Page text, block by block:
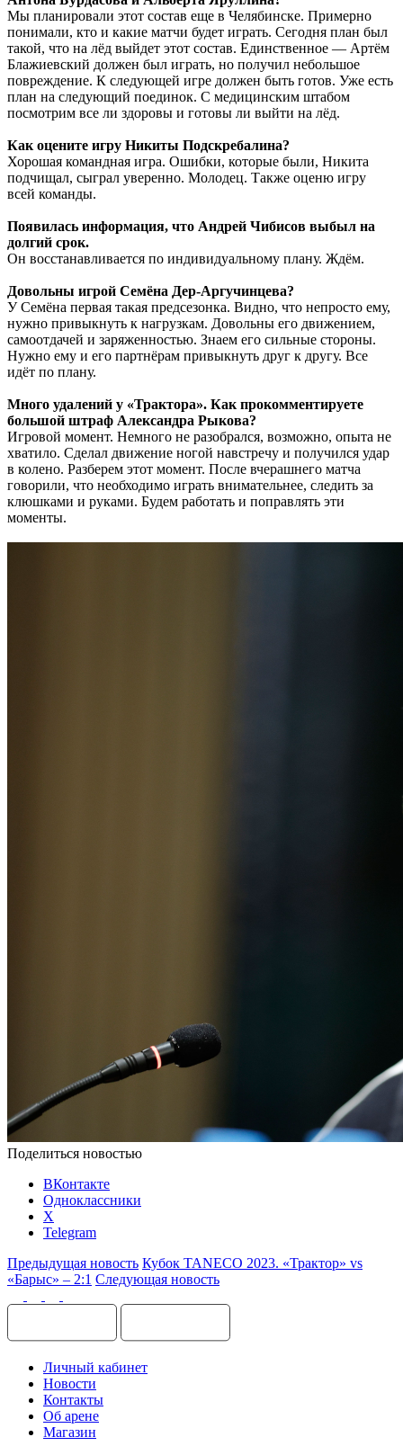
Мы планировали этот состав еще в Челябинске. Примерно
понимали, кто и какие матчи будет играть. Сегодня план был
такой, что на лёд выйдет этот состав. Единственное — Артём
Блажиевский должен был играть, но получил небольшое
повреждение. К следующей игре должен быть готов. Уже есть
план на следующий поединок. С медицинским штабом
посмотрим все ли здоровы и готовы ли выйти на лёд.
Как оцените игру Никиты Подскребалина?
Хорошая командная игра. Ошибки, которые были, Никита
подчищал, сыграл уверенно. Молодец. Также оценю игру
всей команды.
Появилась информация, что Андрей Чибисов выбыл на
долгий срок.
Он восстанавливается по индивидуальному плану. Ждём.
Довольны игрой Семёна Дер-Аргучинцева?
У Семёна первая такая предсезонка. Видно, что непросто ему,
нужно привыкнуть к нагрузкам. Довольны его движением,
самоотдачей и заряженностью. Знаем его сильные стороны.
Нужно ему и его партнёрам привыкнуть друг к другу. Все
идёт по плану.
Много удалений у «Трактора». Как прокомментируете
большой штраф Александра Рыкова?
Игровой момент. Немного не разобрался, возможно, опыта не
хватило. Сделал движение ногой навстречу и получился удар
в колено. Разберем этот момент. После вчерашнего матча
говорили, что необходимо играть внимательнее, следить за
клюшками и руками. Будем работать и поправлять эти
моменты.
Поделиться новостью
ВКонтакте
Одноклассники
X
Telegram
Предыдущая новость Кубок TANECO 2023. «Трактор» vs
«Барыс» – 2:1 Следующая новость
Личный кабинет
Новости
Контакты
Об арене
Магазин